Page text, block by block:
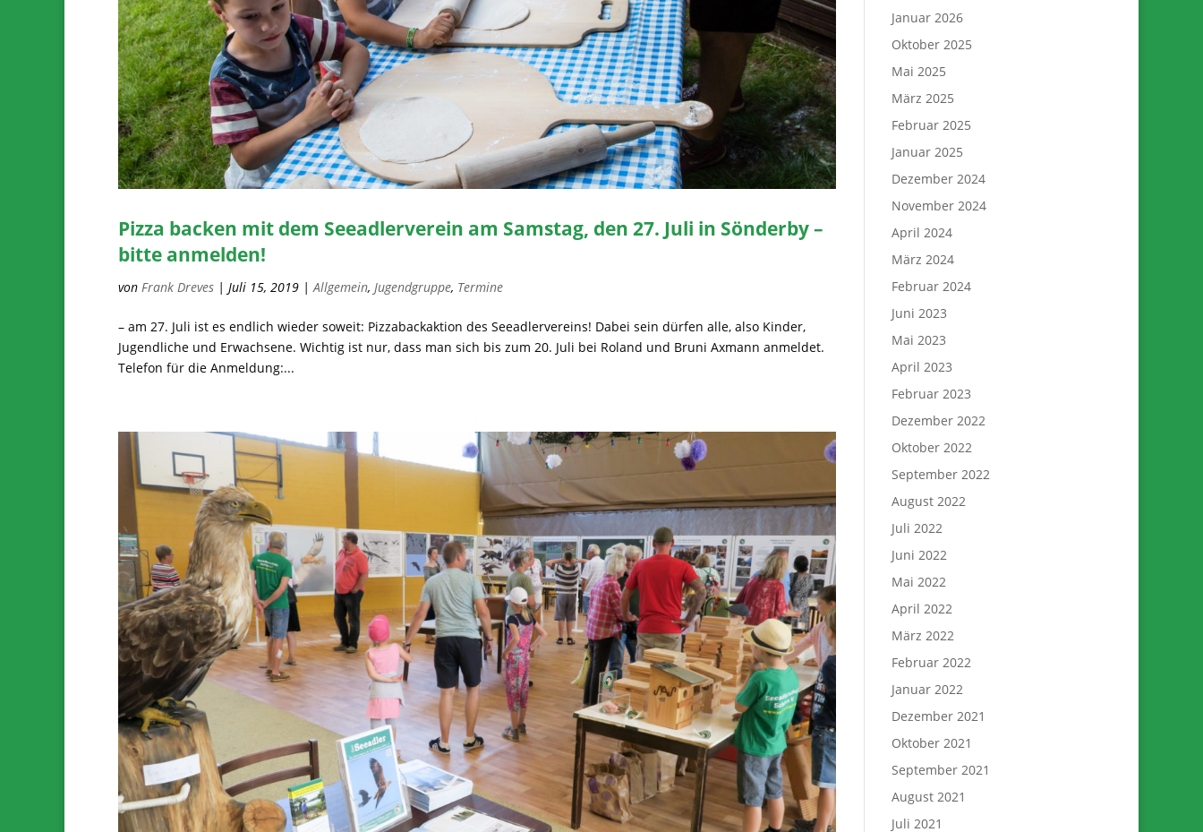
Pizza backen mit dem Seeadlerverein am Samstag, den 27. Juli in Sönderby –
bitte anmelden!
von Frank Dreves | Juli 15, 2019 |Allgemein, Jugendgruppe, Termine
– am 27. Juli ist es endlich wieder soweit: Pizzabackaktion des Seeadlervereins! Dabei sein dürfen alle, also Kinder,
Jugendliche und Erwachsene. Wichtig ist nur, dass man sich bis zum 20. Juli bei Roland und Bruni Axmann anmeldet.
Telefon für die Anmeldung:...
Januar 2026
Oktober 2025
Mai 2025
März 2025
Februar 2025
Januar 2025
Dezember 2024
November 2024
April 2024
März 2024
Februar 2024
Juni 2023
Mai 2023
April 2023
Februar 2023
Dezember 2022
Oktober 2022
September 2022
August 2022
Juli 2022
Juni 2022
Mai 2022
April 2022
März 2022
Februar 2022
Januar 2022
Dezember 2021
Oktober 2021
September 2021
August 2021
Juli 2021